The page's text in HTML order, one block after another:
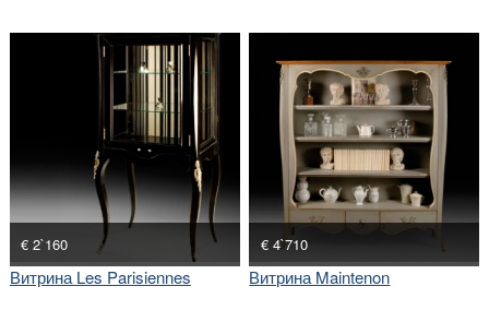
€ 2`160
Витрина Les Parisiennes
€ 4`710
Витрина Maintenon